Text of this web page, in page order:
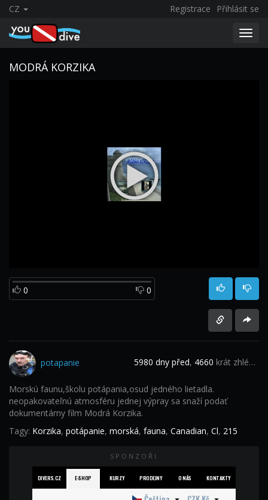
CZ Registrace Přihlásit se
MODRÁ KORZIKA
0 0
potapanie 5980 dny před, 4660 krát zhlédnuto
Morskú faunu,školu potápania,osud jedného lietadla.
neopakovateľnú atmosféru jednej výpray sa snaží podať
dokumentárny film Modrá Korzika.
Tagy: Korzika, potápanie, morská, fauna, Canadian, Cl, 215
SPONZOŘI